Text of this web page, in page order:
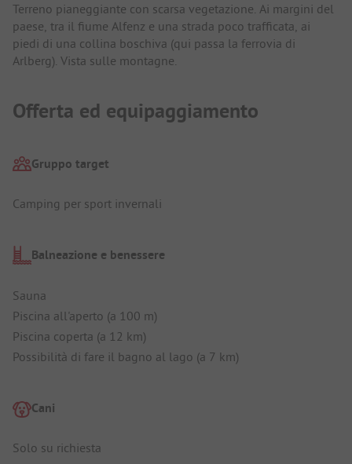
Terreno pianeggiante con scarsa vegetazione. Ai margini del
paese, tra il fiume Alfenz e una strada poco trafficata, ai
piedi di una collina boschiva (qui passa la ferrovia di
Arlberg). Vista sulle montagne.
Offerta ed equipaggiamento
Gruppo target
Camping per sport invernali
Balneazione e benessere
Sauna
Piscina all'aperto (a 100 m)
Piscina coperta (a 12 km)
Possibilità di fare il bagno al lago (a 7 km)
Cani
Solo su richiesta